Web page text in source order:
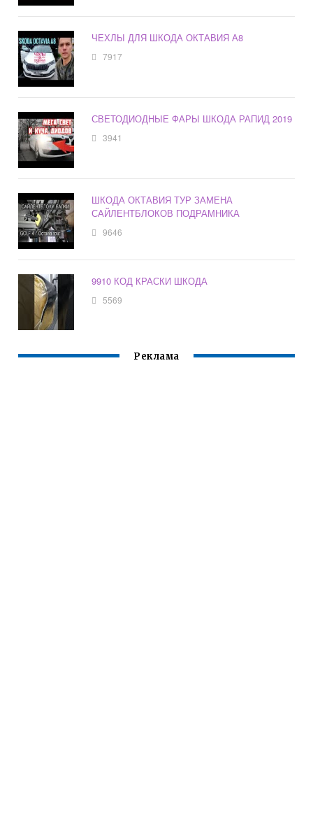
ЧЕХЛЫ ДЛЯ ШКОДА ОКТАВИЯ А8
7917
СВЕТОДИОДНЫЕ ФАРЫ ШКОДА РАПИД 2019
3941
ШКОДА ОКТАВИЯ ТУР ЗАМЕНА
САЙЛЕНТБЛОКОВ ПОДРАМНИКА
9646
9910 КОД КРАСКИ ШКОДА
5569
Реклама